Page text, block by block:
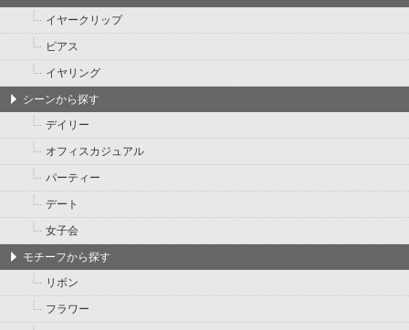
イヤークリップ
ピアス
イヤリング
シーンから探す
デイリー
オフィスカジュアル
パーティー
デート
女子会
モチーフから探す
リボン
フラワー